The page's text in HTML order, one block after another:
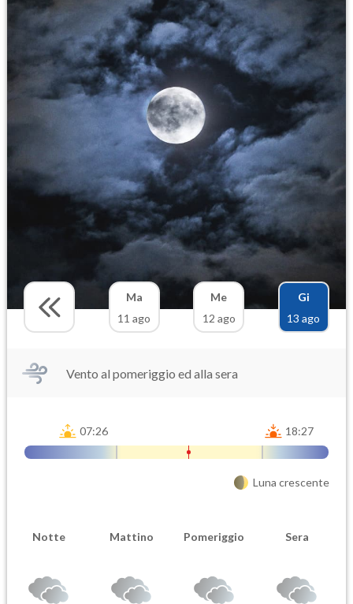
Ma
11 ago
Me
12 ago
Gi
13 ago
Vento al pomeriggio ed alla sera
07:26 18:27
Luna crescente
Notte Mattino Pomeriggio Sera